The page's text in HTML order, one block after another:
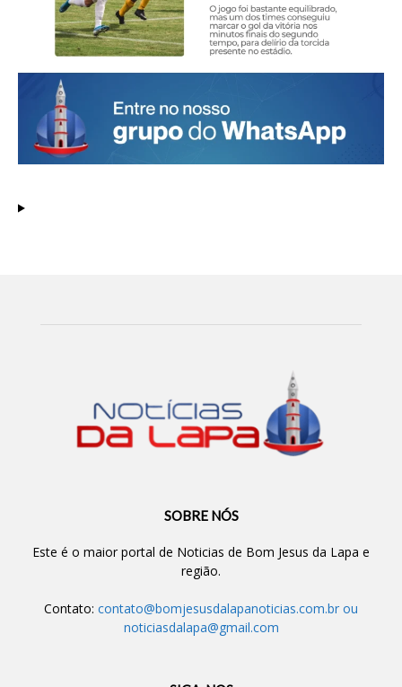
SOBRE NÓS
Este é o maior portal de Noticias de Bom Jesus da Lapa e
região.
Contato: contato@bomjesusdalapanoticias.com.br ou
noticiasdalapa@gmail.com